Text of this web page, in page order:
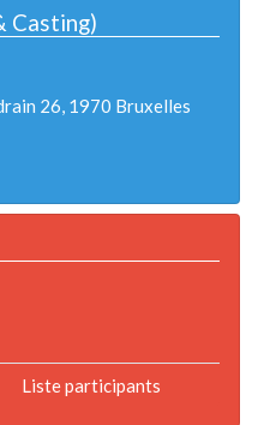
Casting)
26, 1970 Bruxelles
Liste participants